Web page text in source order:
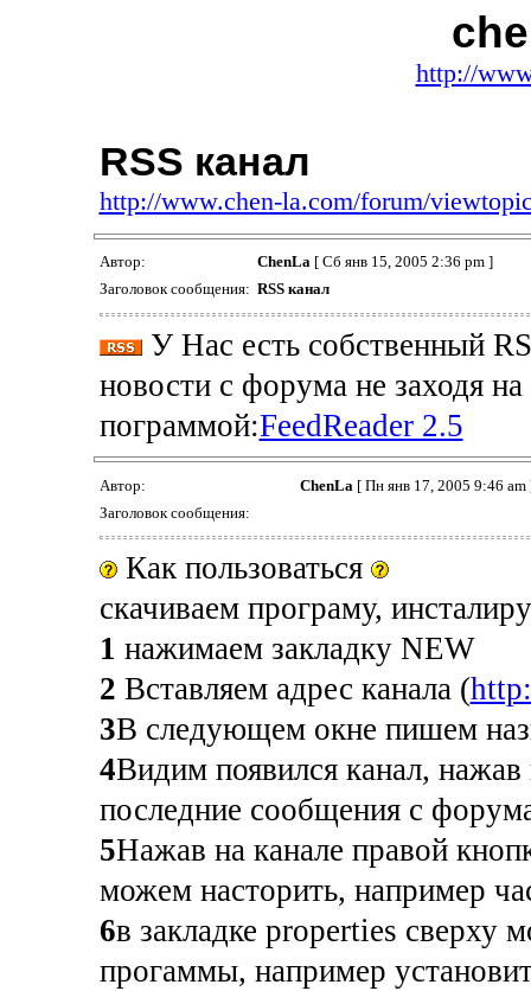
http://
RSS канал
http://www.chen-la.com/forum/
Автор: ChenLa[ Сб янв 15, 2005 2:36 pm ]
Заголовок сообщения: RSS канал
У Нас есть собственный
новости с форума не заходя
пограммой:FeedReader 2.5
Автор: ChenLa [ Пн янв 17, 2005 9:46 am
Заголовок сообщения:
Как пользоваться
скачиваем програму,
1 нажимаем закладку NEW
2 Вставляем адрес канала (
3В следующем окне пишем
4Видим появился канал, нажав
последние сообщения с
5Нажав на канале правой
можем насторить, например
6в закладке properties сверху
прогаммы, например